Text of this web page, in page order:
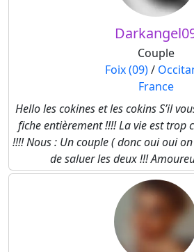
Couple
Foix (09)/
France
Hello les cokines et les cokins S’il
fiche entièrement !!!! La vie est trop
!!!! Nous : Un couple ( donc oui oui
de saluer les deux !!!